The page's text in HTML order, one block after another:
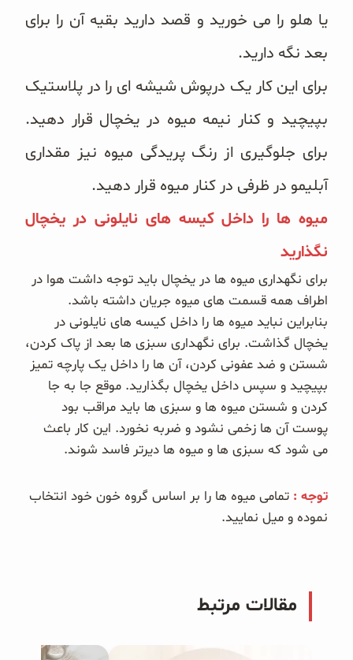
یا هلو را می خورید و قصد دارید بقیه آن را برای
بعد نگه دارید.
برای این کار یک درپوش شیشه ای را در پلاستیک
بپیچید و کنار نیمه میوه در یخچال قرار دهید.
برای جلوگیری از رنگ پریدگی میوه نیز مقداری
آبلیمو در ظرفی در کنار میوه قرار دهید.
میوه ها را داخل کیسه های نایلونی در یخچال
نگذارید
برای نگهداری میوه ها در یخچال باید توجه داشت هوا در
اطراف همه قسمت های میوه جریان داشته باشد.
بنابراین نباید میوه ها را داخل کیسه های نایلونی در
یخچال گذاشت. برای نگهداری سبزی ها بعد از پاک کردن،
شستن و ضد عفونی کردن، آن ها را داخل یک پارچه تمیز
بپیچید و سپس داخل یخچال بگذارید. موقع جا به جا
کردن و شستن میوه ها و سبزی ها باید مراقب بود
پوست آن ها زخمی نشود و ضربه نخورد. این کار باعث
می شود که سبزی ها و میوه ها دیرتر فاسد شوند.
توجه : تمامی میوه ها را بر اساس گروه خون خود انتخاب
نموده و میل نمایید.
مقالات مرتبط